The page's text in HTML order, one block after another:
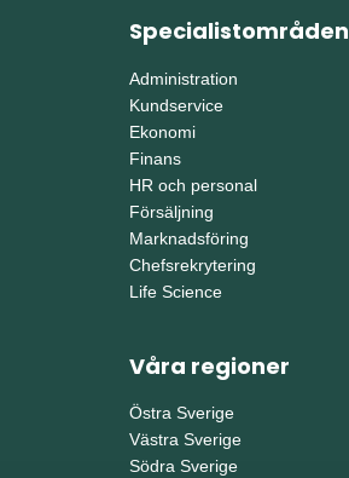
Specialistområden
Administration
Kundservice
Ekonomi
Finans
HR och personal
Försäljning
Marknadsföring
Chefsrekrytering
Life Science
Våra regioner
Östra Sverige
Västra Sverige
Södra Sverige